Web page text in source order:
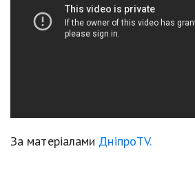
За матеріалами ДніпроTV.